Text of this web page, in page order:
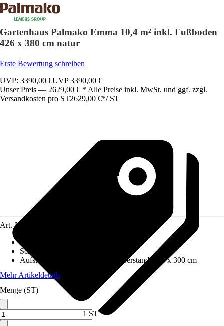
Gartenhaus Palmako Emma 10,4 m² inkl. Fußboden
426 x 380 cm natur
Erste Bewertung schreiben
UVP: 3390,00 €UVP3390,00 €
Unser Preis — 2629,00 € * Alle Preise inkl. MwSt. und ggf. zzgl.
Versandkosten pro ST2629,00 €*/ ST
Art.-Nr.
Schneelast
Aufstellmaße B x T ohne Dachüberstand:
360 x 300 cm
Mehr Artikeldetails
Menge (ST)
1 ST